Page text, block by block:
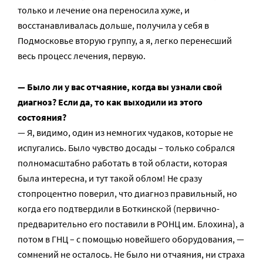
только и лечение она переносила хуже, и
восстанавливалась дольше, получила у себя в
Подмосковье вторую группу, а я, легко перенесший
весь процесс лечения, первую.
— Было ли у вас отчаяние, когда вы узнали свой
диагноз? Если да, то как выходили из этого
состояния?
— Я, видимо, один из немногих чудаков, которые не
испугались. Было чувство досады – только собрался
полномасштабно работать в той области, которая
была интересна, и тут такой облом! Не сразу
стопроцентно поверил, что диагноз правильный, но
когда его подтвердили в Боткинской (первично-
предварительно его поставили в РОНЦ им. Блохина), а
потом в ГНЦ – с помощью новейшего оборудования, —
сомнений не осталось. Не было ни отчаяния, ни страха